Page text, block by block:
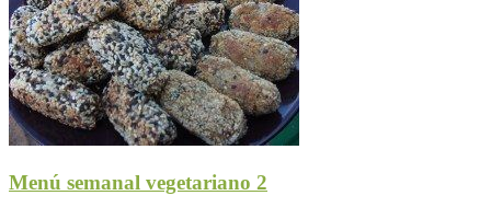
Menú semanal vegetariano 2